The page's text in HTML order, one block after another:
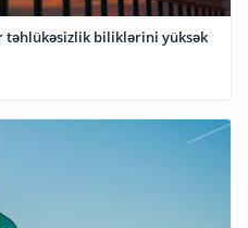
təhlükəsizlik biliklərini yüksək